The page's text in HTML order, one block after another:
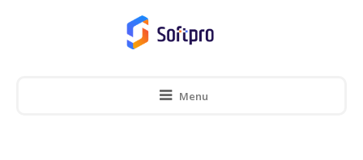
Menu